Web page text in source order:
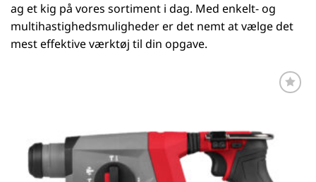
ag et kig på vores sortiment i dag. Med enkelt- og
multihastighedsmuligheder er det nemt at vælge det
mest effektive værktøj til din opgave.